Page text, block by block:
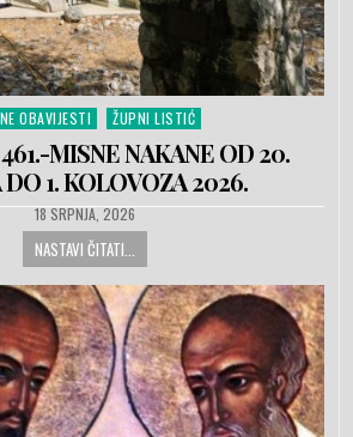
in
OBAVIJESTI ŽUPNI LISTIĆ
MISNE NAKANE OD 20.
DO 1. KOLOVOZA 2026.
PUBLISHED DATE:
18 SRPNJA, 2026
NASTAVI ČITATI...